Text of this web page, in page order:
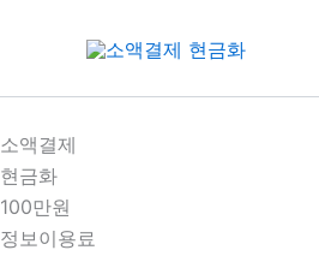
건
너
뛰
기
소액결제
현금화
100만원
정보이용료